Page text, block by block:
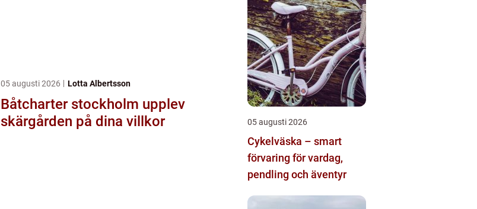
05 augusti 2026 Lotta Albertsson
Båtcharter stockholm upplev
skärgården på dina villkor
05 augusti 2026
Cykelväska – smart
förvaring för vardag,
pendling och äventyr